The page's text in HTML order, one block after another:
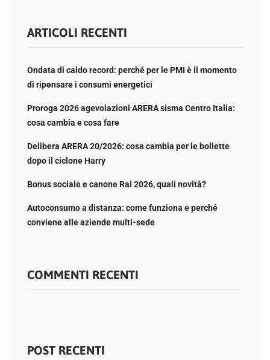
ARTICOLI RECENTI
Ondata di caldo record: perché per le PMI è il momento
di ripensare i consumi energetici
Proroga 2026 agevolazioni ARERA sisma Centro Italia:
cosa cambia e cosa fare
Delibera ARERA 20/2026: cosa cambia per le bollette
dopo il ciclone Harry
Bonus sociale e canone Rai 2026, quali novità?
Autoconsumo a distanza: come funziona e perché
conviene alle aziende multi-sede
COMMENTI RECENTI
POST RECENTI